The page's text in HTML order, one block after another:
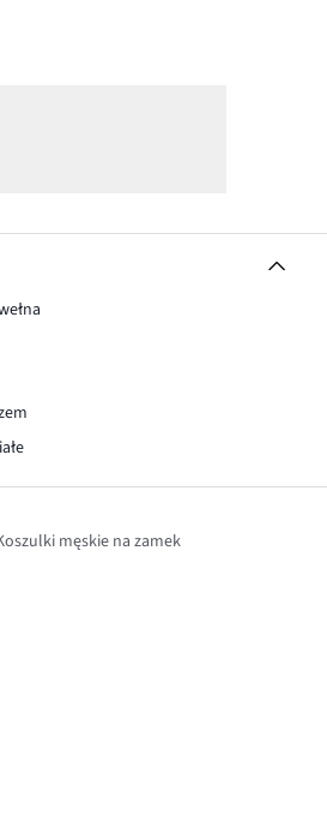
męskie na zamek